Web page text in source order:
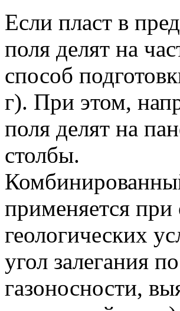
Если пласт в
поля делят на
способ
г). При этом,
поля делят на
столбы.
применяется
геологических
угол залегания
газоносности,